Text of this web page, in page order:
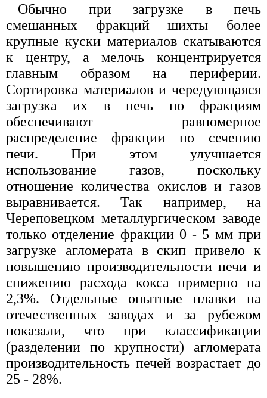
Обычно при загрузке в печь
смешанных фракций шихты более
крупные куски материалов скатываются
к центру, а мелочь концентрируется
главным образом на периферии.
Сортировка материалов и чередующаяся
загрузка их в печь по фракциям
обеспечивают равномерное
распределение фракции по сечению
печи. При этом улучшается
использование газов, поскольку
отношение количества окислов и газов
выравнивается. Так например, на
Череповецком металлургическом заводе
только отделение фракции 0 - 5 мм при
загрузке агломерата в скип привело к
повышению производительности печи и
снижению расхода кокса примерно на
2,3%. Отдельные опытные плавки на
отечественных заводах и за рубежом
показали, что при классификации
(разделении по крупности) агломерата
производительность печей возрастает до
25 - 28%.